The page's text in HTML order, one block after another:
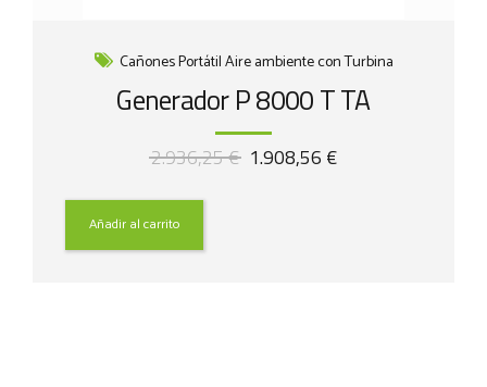
Cañones Portátil Aire ambiente con Turbina
Generador P 8000 T TA
2.936,25€ El
1.908,56 €El
Añadir al carrito